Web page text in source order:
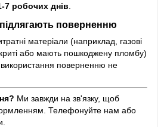
7 робочих днів.
поверненню
матеріали (наприклад, газові
або мають пошкоджену пломбу)
використання поверненню не
Ми завжди на зв'язку, щоб
Телефонуйте нам або